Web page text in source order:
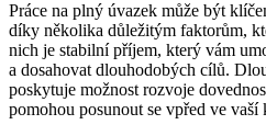
Práce na plný úvazek může být
díky několika důležitým faktorům,
nich je stabilní příjem, který vám
a dosahovat dlouhodobých cílů.
poskytuje možnost rozvoje
pomohou posunout se vpřed ve vaší